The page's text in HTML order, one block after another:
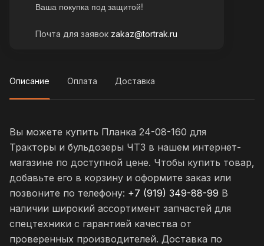
Ваша покупка под защитой!
Почта для заявок zakaz@tortrak.ru
Описание Оплата Доставка
Вы можете купить Планка 24-08-160 для
Тракторы и бульдозеры ЧТЗ в нашем интернет-
магазине по доступной цене. Чтобы купить товар,
добавьте его в корзину и оформите заказ или
позвоните по телефону: +7 (919) 349-88-99 В
наличии широкий ассортимент запчастей для
спецтехники с гарантией качества от
проверенных производителей. Доставка по